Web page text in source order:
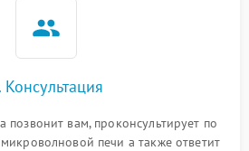
Консультация
позвонит вам, проконсультирует по
печи а также ответит